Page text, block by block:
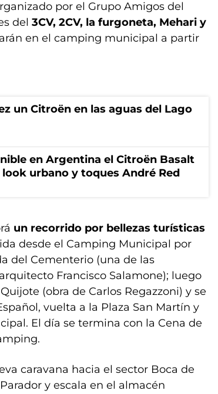
por el Grupo Amigos del
del 3CV, 2CV, la furgoneta, Mehari y
en el camping municipal a partir
un Citroën en las aguas del Lago
en Argentina el Citroën Basalt
urbano y toques André Red
un recorrido por bellezas turísticas
desde el Camping Municipal por
del Cementerio (una de las
Francisco Salamone); luego
(obra de Carlos Regazzoni) y se
vuelta a la Plaza San Martín y
El día se termina con la Cena de
caravana hacia el sector Boca de
y escala en el almacén